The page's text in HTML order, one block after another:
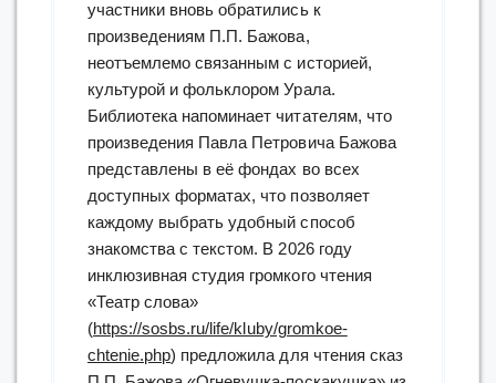
участники вновь обратились к
произведениям П.П. Бажова,
неотъемлемо связанным с историей,
культурой и фольклором Урала.
Библиотека напоминает читателям, что
произведения Павла Петровича Бажова
представлены в её фондах во всех
доступных форматах, что позволяет
каждому выбрать удобный способ
знакомства с текстом. В 2026 году
инклюзивная студия громкого чтения
«Театр слова»
(https://sosbs.ru/life/kluby/gromkoe-
chtenie.php) предложила для чтения сказ